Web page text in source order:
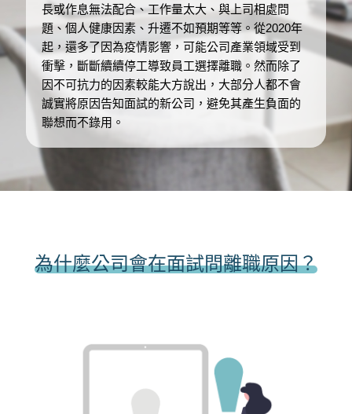
長或作息無法配合、工作量太大、與上司相處問
題、個人健康因素、升遷不如預期等等。從2020年
起，還多了因為疫情影響，可能公司產業領域受到
衝擊，斷斷續續停工導致員工選擇離職。然而除了
因不可抗力的因素較能大方說出，大部分人都不會
誠實將原因告知面試的新公司，避免其產生負面的
聯想而不錄用。
為什麼公司會在面試問離職原因？